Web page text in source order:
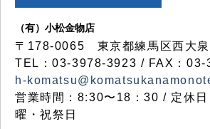
（有）小松金物店
〒178-0065 東京都練馬区西大
TEL：03-3978-3923 / FAX：03-
h-
営業時間：8:30〜18：30 / 定休日
曜・祝祭日